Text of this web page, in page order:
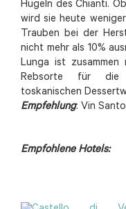
Hügeln des Chianti.
wird sie heute
Trauben bei der
nicht mehr als 10%
Lunga ist
Rebsorte für die
toskanischen
Empfehlung: Vin
Empfohlene Hotels: